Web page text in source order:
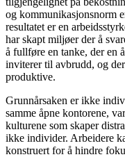
og kommunikasjonsnorm
resultatet er en
har skapt miljøer der å
å fullføre en tanke, der en
inviterer til avbrudd, og
produktive.
Grunnårsaken er ikke
samme åpne kontorene,
kulturene som skaper
ikke individer. Arbeidere
konstruert for å hindre